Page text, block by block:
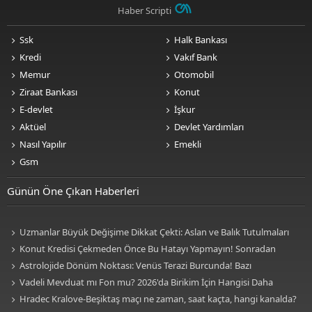
Haber Scripti
Ssk
Kredi
Memur
Ziraat Bankası
E-devlet
Aktüel
Nasıl Yapılır
Gsm
Halk Bankası
Vakıf Bank
Otomobil
Konut
İşkur
Devlet Yardımları
Emekli
Günün Öne Çıkan Haberleri
Uzmanlar Büyük Değişime Dikkat Çekti: Aslan ve Balık Tutulmaları
Neleri Değiştirecek?
Konut Kredisi Çekmeden Önce Bu Hatayı Yapmayın! Sonradan
Pişman Olabilirsiniz
Astrolojide Dönüm Noktası: Venüs Terazi Burcunda! Bazı
Sektörlerde Dengeler Değişecek...
Vadeli Mevduat mı Fon mu? 2026'da Birikim İçin Hangisi Daha
Avantajlı? Nelere Dikkat Edilmeli?
Hradec Kralove-Beşiktaş maçı ne zaman, saat kaçta, hangi kanalda?